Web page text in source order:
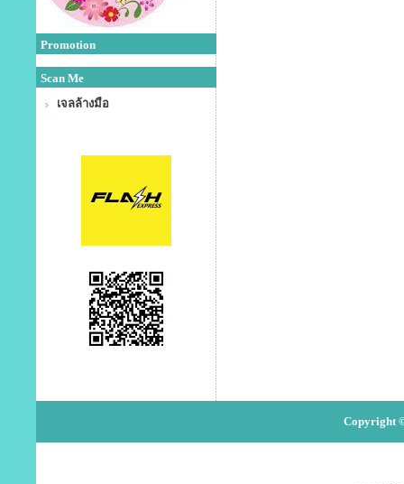
Promotion
Scan Me
เจลล้างมือ
Copyright